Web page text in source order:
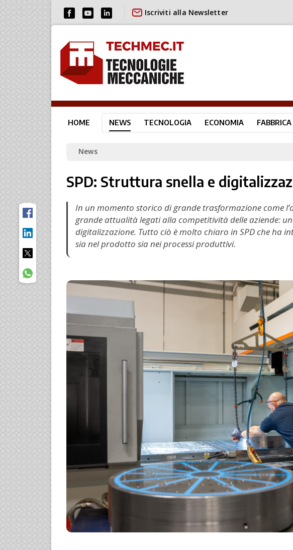
Iscriviti alla Newsletter
HOME NEWS TECNOLOGIA ECONOMIA
News
SPD: Struttura snella e
In un momento storico di grande trasformazione come
grande attualità legati alla competitività delle aziende:
digitalizzazione. Tutto ciò è molto chiaro in SPD che ha
sia nel prodotto sia nei processi produttivi.